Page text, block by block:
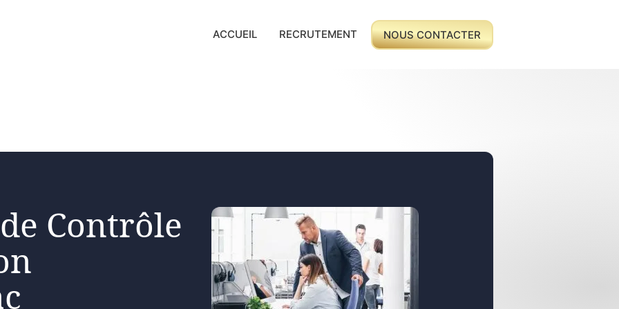
ACCUEIL RECRUTEMENT NOUS CONTACTER
Contrôle